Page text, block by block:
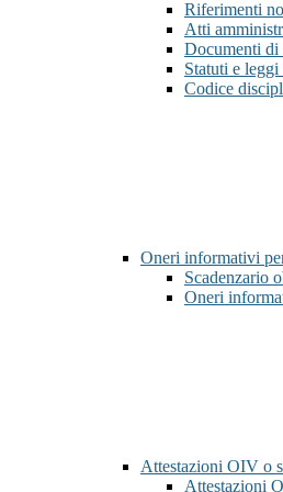
Riferimenti
Atti
Documenti di
Statuti e
Codice
Oneri informativi
Scadenzario
Oneri
Attestazioni OIV o
Attestazioni